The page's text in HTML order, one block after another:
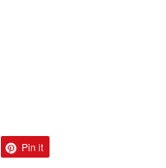
Pin it